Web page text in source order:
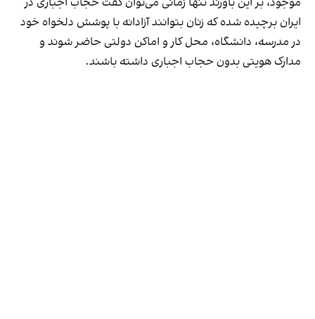
ایران برچیده شده که زنان بتوانند آزادانه با پوشش دلخواه خود
در مدرسه، دانشگاه، محل کار و اماکن دولتی حاضر شوند و
مدارک هویتی بدون حجاب اجباری داشته باشند.